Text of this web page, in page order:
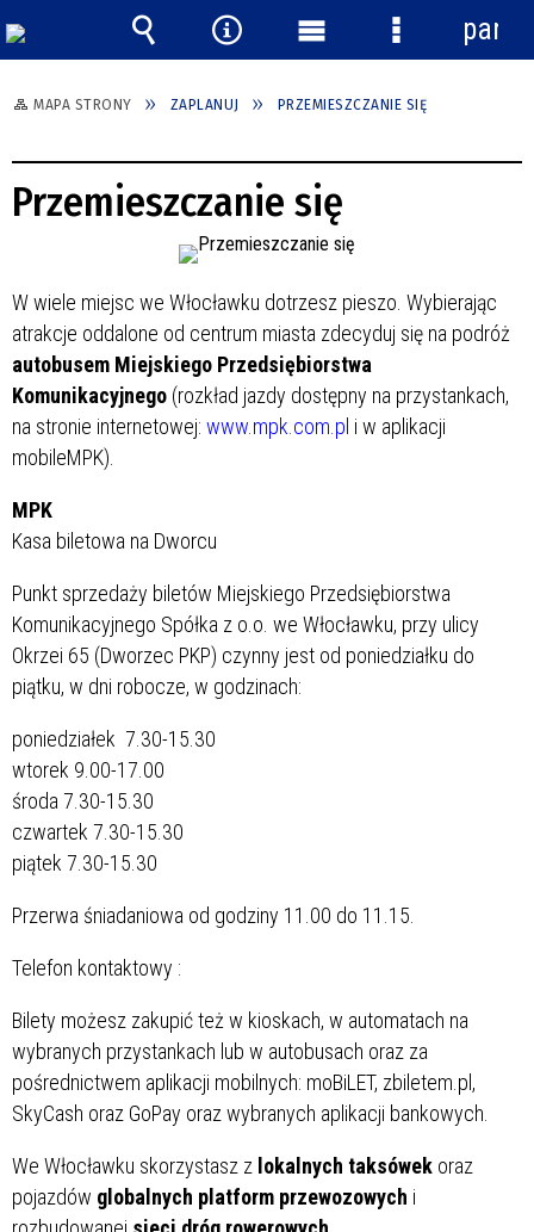
MAPA STRONY ZAPLANUJ PRZEMIESZCZANIE SIĘ
Przemieszczanie się
W wiele miejsc we Włocławku dotrzesz pieszo. Wybierając
atrakcje oddalone od centrum miasta zdecyduj się na podróż
autobusem Miejskiego Przedsiębiorstwa
Komunikacyjnego (rozkład jazdy dostępny na przystankach,
na stronie internetowej: www.mpk.com.pl i w aplikacji
mobileMPK).
MPK
Kasa biletowa na Dworcu
Punkt sprzedaży biletów Miejskiego Przedsiębiorstwa
Komunikacyjnego Spółka z o.o. we Włocławku, przy ulicy
Okrzei 65 (Dworzec PKP) czynny jest od poniedziałku do
piątku, w dni robocze, w godzinach:
poniedziałek 7.30-15.30
wtorek 9.00-17.00
środa 7.30-15.30
czwartek 7.30-15.30
piątek 7.30-15.30
Przerwa śniadaniowa od godziny 11.00 do 11.15.
Telefon kontaktowy :
Bilety możesz zakupić też w kioskach, w automatach na
wybranych przystankach lub w autobusach oraz za
pośrednictwem aplikacji mobilnych: moBiLET, zbiletem.pl,
SkyCash oraz GoPay oraz wybranych aplikacji bankowych.
We Włocławku skorzystasz z lokalnych taksówek oraz
pojazdów globalnych platform przewozowych i
Wyszukiwarka
Narzędzia
Menu
główne
Menu
szczegółowe
panel